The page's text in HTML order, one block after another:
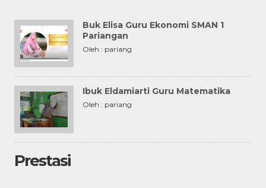
Buk Elisa Guru Ekonomi SMAN 1
Pariangan
Oleh : pariang
Ibuk Eldamiarti Guru Matematika
Oleh : pariang
Prestasi